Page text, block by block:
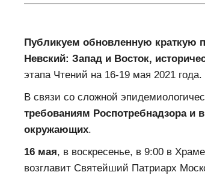
Публикуем обновленную краткую
Невский: Запад и Восток,
этапа Чтений на 16-19 мая 2021 года.
В связи со сложной
требованиям Роспотребнадзора
окружающих.
16 мая, в воскресенье, в 9:00 в
возглавит Святейший Патриарх